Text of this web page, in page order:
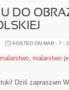
DO
POSTED ON MAR - 7 -
malarstwo, malarstwo
Dziś‌ zapraszam